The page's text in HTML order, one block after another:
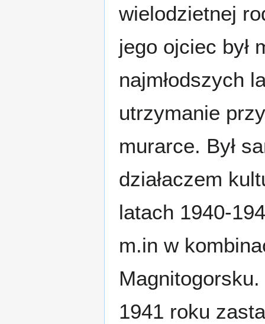
wielodzietnej
jego ojciec był
najmłodszych
utrzymanie
murarce. Był
działaczem
latach 1940-
m.in w
1941 roku